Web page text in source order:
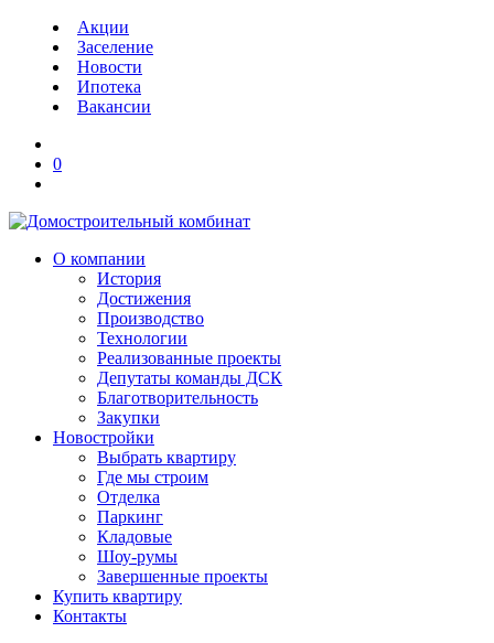
Акции
Заселение
Новости
Ипотека
Вакансии
0
О компании
История
Достижения
Производство
Технологии
Реализованные проекты
Депутаты команды ДСК
Благотворительность
Закупки
Новостройки
Выбрать квартиру
Где мы строим
Отделка
Паркинг
Кладовые
Шоу-румы
Завершенные проекты
Купить квартиру
Контакты